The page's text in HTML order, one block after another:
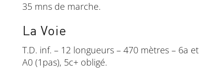
35 mns de marche.
La Voie
T.D. inf. – 12 longueurs – 470 mètres – 6a et
A0 (1pas), 5c+ obligé.